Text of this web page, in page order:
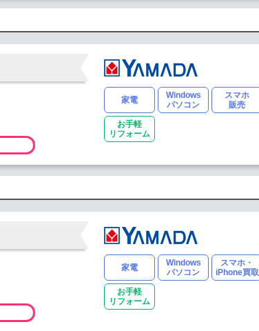
家電
Windows
パソコン
スマホ
販売
お手軽
リフォーム
家電
Windows
パソコン
スマホ・
iPhone買取
お手軽
リフォーム